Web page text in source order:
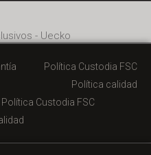
Política Custodia FSC
Política calidad
Política Custodia FSC